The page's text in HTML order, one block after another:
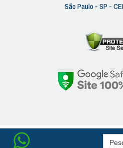
São Paulo - SP -
Search
for: